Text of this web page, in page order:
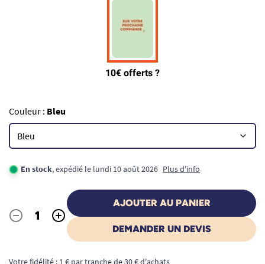
Couleur : Bleu
En stock, expédié le lundi 10 août 2026 Plus d'info
Quantité
- +
AJOUTER AU PANIER
DEMANDER UN DEVIS
Votre fidélité : 1 € par tranche de 30 € d'achats